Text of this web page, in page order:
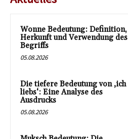
Wonne Bedeutung: Definition,
Herkunft und Verwendung des
Begriffs
05.08.2026
Die tiefere Bedeutung von ‚ich
liebs‘: Eine Analyse des
Ausdrucks
05.08.2026